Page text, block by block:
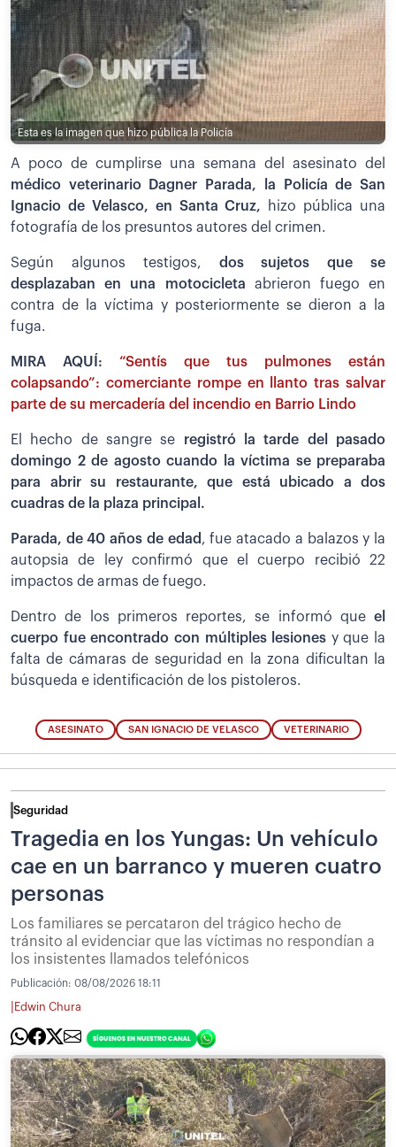
Esta es la imagen que hizo pública la Policía
A poco de cumplirse una semana del asesinato del
médico veterinario Dagner Parada, la Policía de San
Ignacio de Velasco, en Santa Cruz, hizo pública una
fotografía de los presuntos autores del crimen.
Según algunos testigos, dos sujetos que se
desplazaban en una motocicleta abrieron fuego en
contra de la víctima y posteriormente se dieron a la
fuga.
MIRA AQUÍ: “Sentís que tus pulmones están
colapsando”: comerciante rompe en llanto tras salvar
parte de su mercadería del incendio en Barrio Lindo
El hecho de sangre se registró la tarde del pasado
domingo 2 de agosto cuando la víctima se preparaba
para abrir su restaurante, que está ubicado a dos
cuadras de la plaza principal.
Parada, de 40 años de edad , fue atacado a balazos y la
autopsia de ley confirmó que el cuerpo recibió 22
impactos de armas de fuego.
Dentro de los primeros reportes, se informó que el
cuerpo fue encontrado con múltiples lesiones y que la
falta de cámaras de seguridad en la zona dificultan la
búsqueda e identificación de los pistoleros.
ASESINATO SAN IGNACIO DE VELASCO VETERINARIO
Seguridad
Tragedia en los Yungas: Un vehículo
cae en un barranco y mueren cuatro
personas
Los familiares se percataron del trágico hecho de
tránsito al evidenciar que las víctimas no respondían a
los insistentes llamados telefónicos
Publicación: 08/08/2026 18:11
Edwin Chura